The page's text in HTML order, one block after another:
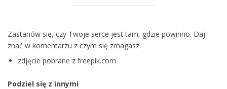
Zastanów się, czy Twoje serce jest tam, gdzie powinno. Daj
znać w komentarzu z czym się zmagasz.
zdjęcie pobrane z freepik.com
Podziel się z innymi